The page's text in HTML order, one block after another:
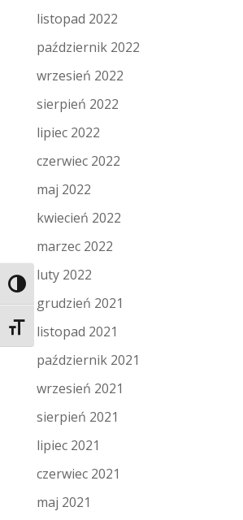
Toggle High Contrast
Toggle Font size
listopad 2022
październik 2022
wrzesień 2022
sierpień 2022
lipiec 2022
czerwiec 2022
maj 2022
kwiecień 2022
marzec 2022
luty 2022
grudzień 2021
listopad 2021
październik 2021
wrzesień 2021
sierpień 2021
lipiec 2021
czerwiec 2021
maj 2021